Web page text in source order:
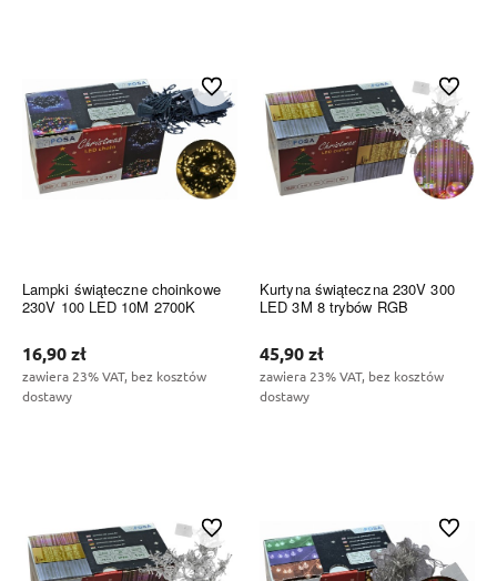
Lampki świąteczne choinkowe
230V 100 LED 10M 2700K
16,90 zł
zawiera 23% VAT, bez kosztów
dostawy
Do ulubionych
Kurtyna świąteczna 230V 300
LED 3M 8 trybów RGB
45,90 zł
zawiera 23% VAT, bez kosztów
dostawy
Do
Do ulubionych Do